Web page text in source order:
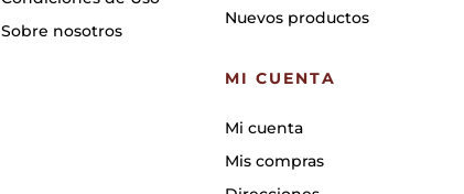
Sobre nosotros
Nuevos productos
MI CUENTA
Mi cuenta
Mis compras